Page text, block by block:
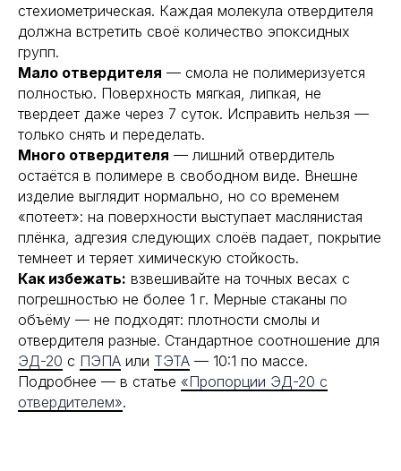
стехиометрическая. Каждая молекула отвердителя
должна встретить своё количество эпоксидных
групп.
Мало отвердителя — смола не полимеризуется
полностью. Поверхность мягкая, липкая, не
твердеет даже через 7 суток. Исправить нельзя —
только снять и переделать.
Много отвердителя — лишний отвердитель
остаётся в полимере в свободном виде. Внешне
изделие выглядит нормально, но со временем
«потеет»: на поверхности выступает маслянистая
плёнка, адгезия следующих слоёв падает, покрытие
темнеет и теряет химическую стойкость.
Как избежать: взвешивайте на точных весах с
погрешностью не более 1 г. Мерные стаканы по
объёму — не подходят: плотности смолы и
отвердителя разные. Стандартное соотношение для
ЭД-20 с ПЭПА или ТЭТА — 10:1 по массе.
Подробнее — в статье «Пропорции ЭД-20 с
отвердителем».